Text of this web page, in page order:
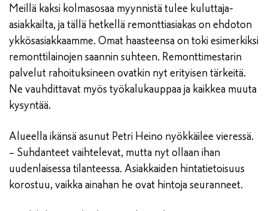
Meillä kaksi kolmasosaa myynnistä tulee kuluttaja-
asiakkailta, ja tällä hetkellä remonttiasiakas on ehdoton
ykkösasiakkaamme. Omat haasteensa on toki esimerkiksi
remonttilainojen saannin suhteen. Remonttimestarin
palvelut rahoituksineen ovatkin nyt erityisen tärkeitä.
Ne vauhdittavat myös työkalukauppaa ja kaikkea muuta
kysyntää.
Alueella ikänsä asunut Petri Heino nyökkäilee vieressä.
– Suhdanteet vaihtelevat, mutta nyt ollaan ihan
uudenlaisessa tilanteessa. Asiakkaiden hintatietoisuus
korostuu, vaikka ainahan he ovat hintoja seuranneet.